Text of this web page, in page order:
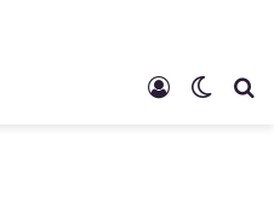
Connexion